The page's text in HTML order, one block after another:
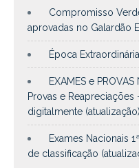
Compromisso
aprovadas no Galardão
Época
EXAMES e
Provas e Reapreciações
digitalmente (atualização)
Exames Nacionais
de classificação